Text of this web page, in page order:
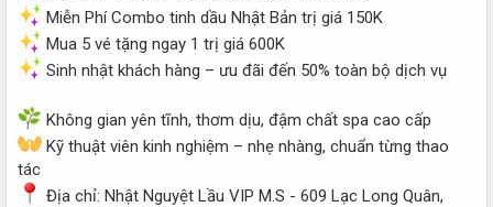
Miễn Phí Combo tinh dầu Nhật Bản trị giá 150K
Mua 5 vé tặng ngay 1 trị giá 600K
Sinh nhật khách hàng – ưu đãi đến 50% toàn bộ dịch vụ
Không gian yên tĩnh, thơm dịu, đậm chất spa cao cấp
Kỹ thuật viên kinh nghiệm – nhẹ nhàng, chuẩn từng thao
tác
Địa chỉ: Nhật Nguyệt Lầu VIP M.S - 609 Lạc Long Quân,